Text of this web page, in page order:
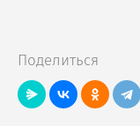
Поделиться